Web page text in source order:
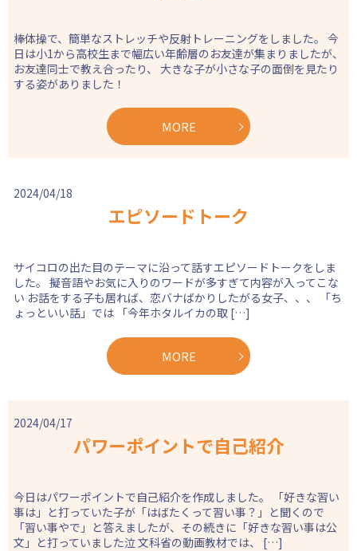
棒体操で、簡単なストレッチや反射トレーニングをしました。 今
日は小1から高校生まで幅広い年齢層のお友達が集まりましたが、
お友達同士で教え合ったり、 大きな子が小さな子の面倒を見たり
する姿がありました！
MORE
2024/04/18
エピソードトーク
サイコロの出た目のテーマに沿って話すエピソードトークをしま
した。 擬音語やお気に入りのワードが多すぎて内容が入ってこな
い お話をする子も居れば、恋バナばかりしたがる女子、、、 「ち
ょっといい話」では 「今年ホタルイカの取 […]
MORE
2024/04/17
パワーポイントで自己紹介
今日はパワーポイントで自己紹介を作成しました。 「好きな習い
事は」と打っていた子が「はばたくって習い事？」と聞くので
「習い事やで」と答えましたが、その続きに「好きな習い事は公
文」と打っていました泣 文科省の動画教材では、 […]